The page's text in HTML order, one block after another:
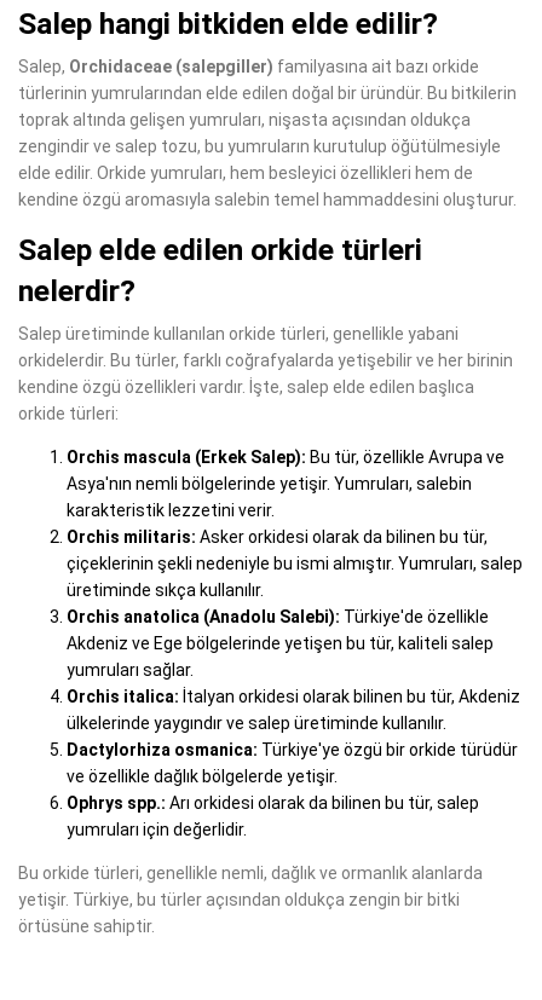
Salep hangi bitkiden elde edilir?
Salep, Orchidaceae (salepgiller) familyasına ait bazı orkide
türlerinin yumrularından elde edilen doğal bir üründür. Bu bitkilerin
toprak altında gelişen yumruları, nişasta açısından oldukça
zengindir ve salep tozu, bu yumruların kurutulup öğütülmesiyle
elde edilir. Orkide yumruları, hem besleyici özellikleri hem de
kendine özgü aromasıyla salebin temel hammaddesini oluşturur.
Salep elde edilen orkide türleri
nelerdir?
Salep üretiminde kullanılan orkide türleri, genellikle yabani
orkidelerdir. Bu türler, farklı coğrafyalarda yetişebilir ve her birinin
kendine özgü özellikleri vardır. İşte, salep elde edilen başlıca
orkide türleri:
Orchis mascula (Erkek Salep): Bu tür, özellikle Avrupa ve
Asya'nın nemli bölgelerinde yetişir. Yumruları, salebin
karakteristik lezzetini verir.
Orchis militaris: Asker orkidesi olarak da bilinen bu tür,
çiçeklerinin şekli nedeniyle bu ismi almıştır. Yumruları, salep
üretiminde sıkça kullanılır.
Orchis anatolica (Anadolu Salebi): Türkiye'de özellikle
Akdeniz ve Ege bölgelerinde yetişen bu tür, kaliteli salep
yumruları sağlar.
Orchis italica: İtalyan orkidesi olarak bilinen bu tür, Akdeniz
ülkelerinde yaygındır ve salep üretiminde kullanılır.
Dactylorhiza osmanica: Türkiye'ye özgü bir orkide türüdür
ve özellikle dağlık bölgelerde yetişir.
Ophrys spp.: Arı orkidesi olarak da bilinen bu tür, salep
yumruları için değerlidir.
Bu orkide türleri, genellikle nemli, dağlık ve ormanlık alanlarda
yetişir. Türkiye, bu türler açısından oldukça zengin bir bitki
örtüsüne sahiptir.